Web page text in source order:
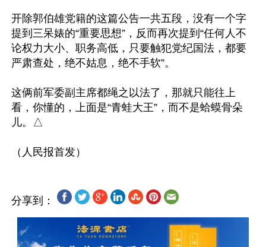
开除郭伯雄党籍的这篇公告一共五段，没有一个字
提到三呆婊的“重要思想”，反而再次提到“任何人不
论权力大小、职务高低，只要触犯党纪国法，都要
严肃查处，绝不姑息，绝不手软”。
这俩前军委副主席都绳之以法了，那就只能往上
看，你懂的，上面是“青蛙大王”，而不是蛤蟆骨朵
儿。△
分享到：